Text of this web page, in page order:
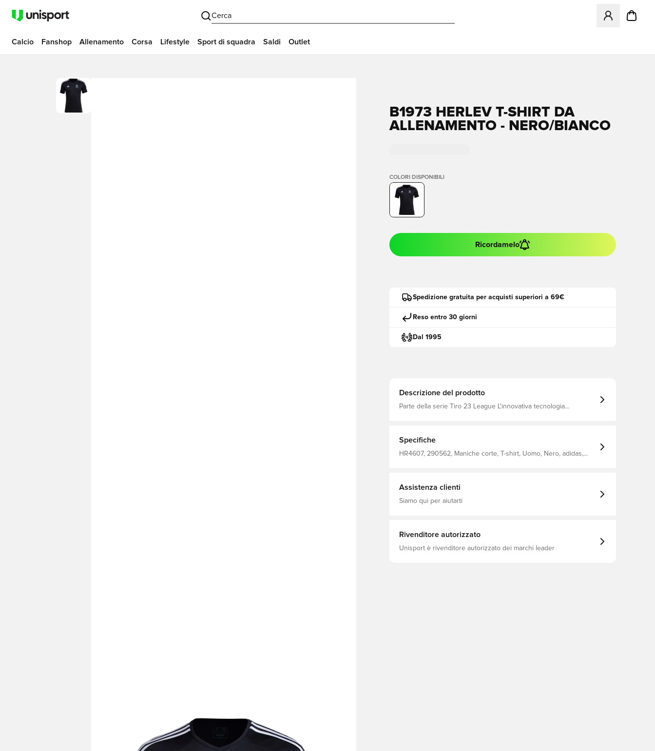
Cerca
Apre una
Calcio Fanshop Allenamento Corsa Lifestyle Sport di squadra Saldi Outlet
B1973 HERLEV T-SHIRT DA
ALLENAMENTO - NERO/BIANCO
COLORI DISPONIBILI
Ricordamelo
Spedizione gratuita per acquisti superiori a 69€
Reso entro 30 giorni
Dal 1995
Descrizione del prodotto
Parte della serie Tiro 23 League L'innovativa tecnologia
Specifiche
HR4607, 290562, Maniche corte, T-shirt, Uomo, Nero, adidas,
Assistenza clienti
Siamo qui per aiutarti
Rivenditore autorizzato
Unisport è rivenditore autorizzato dei marchi leader